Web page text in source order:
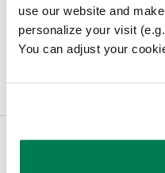
use our website and
personalize your visit
You can adjust your
Error "Invalid URL" al
rastreado